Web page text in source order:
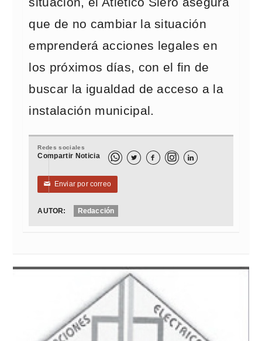
que de no cambiar la situación
emprenderá acciones legales en
los próximos días, con el fin de
buscar la igualdad de acceso a la
instalación municipal.
Redes sociales
Compartir Noticia   
✉ Enviar por correo
AUTOR: Redacción